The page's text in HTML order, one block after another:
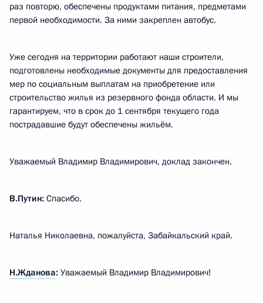
раз повторю, обеспечены продуктами питания, предметами
первой необходимости. За ними закреплен автобус.
Уже сегодня на территории работают наши строители,
подготовлены необходимые документы для предоставления
мер по социальным выплатам на приобретение или
строительство жилья из резервного фонда области. И мы
гарантируем, что в срок до 1 сентября текущего года
пострадавшие будут обеспечены жильём.
Уважаемый Владимир Владимирович, доклад закончен.
В.Путин: Спасибо.
Наталья Николаевна, пожалуйста, Забайкальский край.
Н.Жданова: Уважаемый Владимир Владимирович!